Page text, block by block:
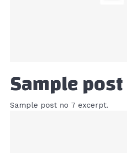
Sample
Sample post no 7 excerpt.